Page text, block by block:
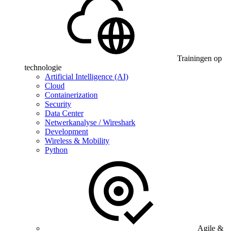
Trainingen op
technologie
Artificial Intelligence (AI)
Cloud
Containerization
Security
Data Center
Netwerkanalyse / Wireshark
Development
Wireless & Mobility
Python
Agile &